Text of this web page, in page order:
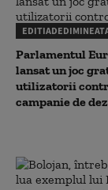
Parlamentul
lansat un joc
utilizatorii
campanie de